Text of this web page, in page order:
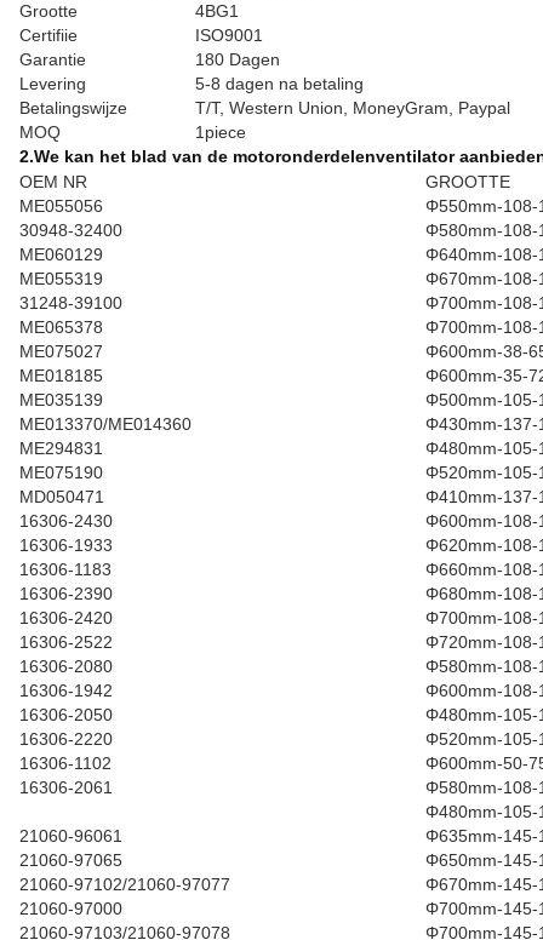
Grootte
4BG1
Certifiie
ISO9001
Garantie
180 Dagen
Levering
5-8 dagen na betaling
Betalingswijze
T/T, Western Union, MoneyGram, Paypal
MOQ
1piece
2.We kan het blad van de motoronderdelenventilator
OEM NR
GROOTTE
ME055056
Φ550mm-108-
30948-32400
Φ580mm-108-
ME060129
Φ640mm-108-
ME055319
Φ670mm-108-
31248-39100
Φ700mm-108-
ME065378
Φ700mm-108-
ME075027
Φ600mm-38-
ME018185
Φ600mm-35-
ME035139
Φ500mm-105-
ME013370/ME014360
Φ430mm-137-
ME294831
Φ480mm-105-
ME075190
Φ520mm-105-
MD050471
Φ410mm-137-
16306-2430
Φ600mm-108-
16306-1933
Φ620mm-108-
16306-1183
Φ660mm-108-
16306-2390
Φ680mm-108-
16306-2420
Φ700mm-108-
16306-2522
Φ720mm-108-
16306-2080
Φ580mm-108-
16306-1942
Φ600mm-108-
16306-2050
Φ480mm-105-
16306-2220
Φ520mm-105-
16306-1102
Φ600mm-50-
16306-2061
Φ580mm-108-
Φ480mm-105-
21060-96061
Φ635mm-145-
21060-97065
Φ650mm-145-
21060-97102/21060-97077
Φ670mm-145-
21060-97000
Φ700mm-145-
21060-97103/21060-97078
Φ700mm-145-